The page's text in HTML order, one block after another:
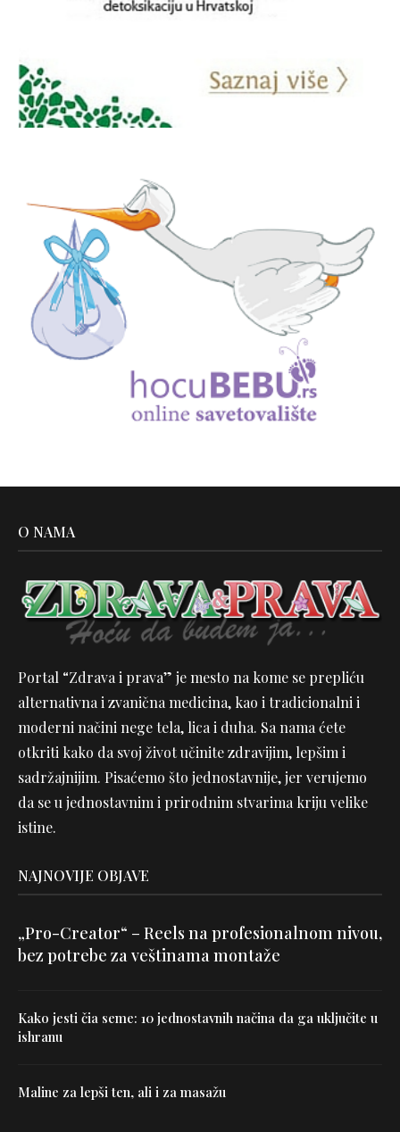
O NAMA
Portal “Zdrava i prava” je mesto na kome se prepliću
alternativna i zvanična medicina, kao i tradicionalni i
moderni načini nege tela, lica i duha. Sa nama ćete
otkriti kako da svoj život učinite zdravijim, lepšim i
sadržajnijim. Pisaćemo što jednostavnije, jer verujemo
da se u jednostavnim i prirodnim stvarima kriju velike
istine.
NAJNOVIJE OBJAVE
„Pro-Creator“ – Reels na profesionalnom nivou,
bez potrebe za veštinama montaže
Kako jesti čia seme: 10 jednostavnih načina da ga uključite u
ishranu
Maline za lepši ten, ali i za masažu